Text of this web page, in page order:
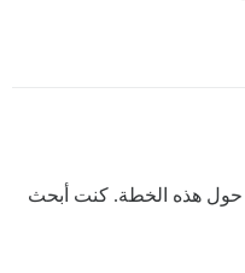
حول هذه الخطة. كنت أبحث